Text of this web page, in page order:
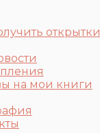
открытки
на мои книги